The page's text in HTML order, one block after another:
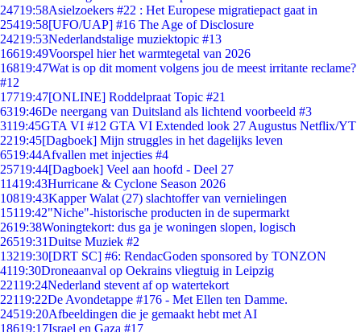
24719:58Asielzoekers #22 : Het Europese migratiepact gaat in
25419:58[UFO/UAP] #16 The Age of Disclosure
24219:53Nederlandstalige muziektopic #13
16619:49Voorspel hier het warmtegetal van 2026
16819:47Wat is op dit moment volgens jou de meest irritante reclame?
#12
17719:47[ONLINE] Roddelpraat Topic #21
6319:46De neergang van Duitsland als lichtend voorbeeld #3
3119:45GTA VI #12 GTA VI Extended look 27 Augustus Netflix/YT
2219:45[Dagboek] Mijn struggles in het dagelijks leven
6519:44Afvallen met injecties #4
25719:44[Dagboek] Veel aan hoofd - Deel 27
11419:43Hurricane & Cyclone Season 2026
10819:43Kapper Walat (27) slachtoffer van vernielingen
15119:42"Niche"-historische producten in de supermarkt
2619:38Woningtekort: dus ga je woningen slopen, logisch
26519:31Duitse Muziek #2
13219:30[DRT SC] #6: RendacGoden sponsored by TONZON
4119:30Droneaanval op Oekrains vliegtuig in Leipzig
22119:24Nederland stevent af op watertekort
22119:22De Avondetappe #176 - Met Ellen ten Damme.
24519:20Afbeeldingen die je gemaakt hebt met AI
18619:17Israel en Gaza #17